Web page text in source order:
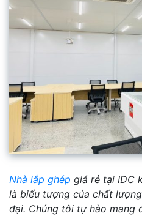
Nhà lắp ghép giá rẻ tại IDC
là biểu tượng của chất
đại. Chúng tôi tự hào mang